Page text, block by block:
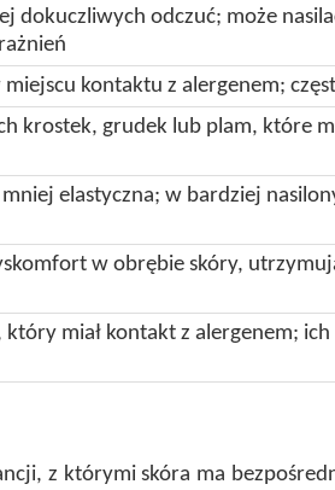
dokuczliwych odczuć; może
kontaktu z alergenem;
krostek, grudek lub plam, które
elastyczna; w bardziej
w obrębie skóry,
miał kontakt z alergenem;
z którymi skóra ma